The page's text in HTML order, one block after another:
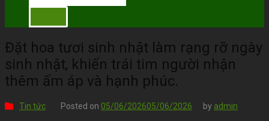
Đặt hoa tươi sinh nhật làm rạng rỡ ngày
sinh nhật, khiến trái tim người nhận
thêm ấm áp và hạnh phúc.
Tin tức Posted on 05/06/202605/06/2026 by admin